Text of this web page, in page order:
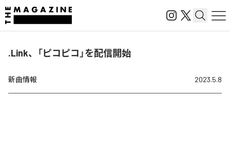
.Link、「ピコピコ」を配信開始
新曲情報 2023.5.8